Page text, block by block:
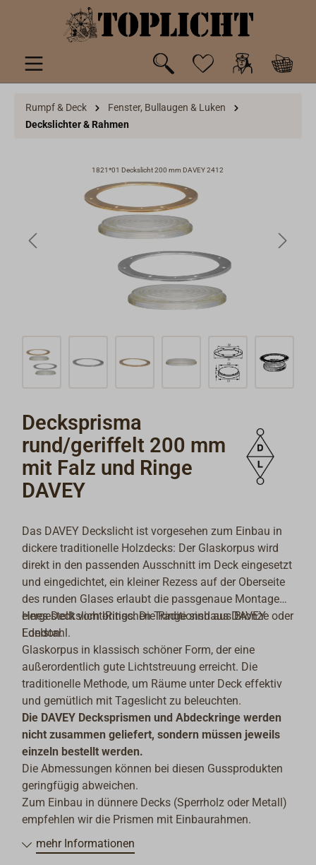
springen
Rumpf & Deck
Fenster, Bullaugen & Luken
Deckslichter & Rahmen
1821*01 Deckslicht 200 mm DAVEY 2412
Decksprisma
rund/geriffelt 200 mm
mit Falz und Ringe
DAVEY
Das DAVEY Deckslicht ist vorgesehen zum Einbau in
dickere traditionelle Holzdecks: Der Glaskorpus wird
direkt in den passenden Ausschnitt im Deck eingesetzt
und eingedichtet, ein kleiner Rezess auf der Oberseite
des runden Glases erlaubt die passgenaue Montage
eines Deckslicht-Rings. Die Ringe sind aus Bronze oder
Edelstahl.
Hergestellt vom britischen Traditionshaus DAVEY
London.
Glaskorpus in klassisch schöner Form, der eine
außerordentlich gute Lichtstreuung erreicht. Die
traditionelle Methode, um Räume unter Deck effektiv
und gemütlich mit Tageslicht zu beleuchten.
Die DAVEY Decksprismen und Abdeckringe werden
nicht zusammen geliefert, sondern müssen jeweils
einzeln bestellt werden.
Die Abmessungen können bei diesen Gussprodukten
geringfügig abweichen.
Zum Einbau in dünnere Decks (Sperrholz oder Metall)
empfehlen wir die Prismen mit Einbaurahmen.
mehr Informationen